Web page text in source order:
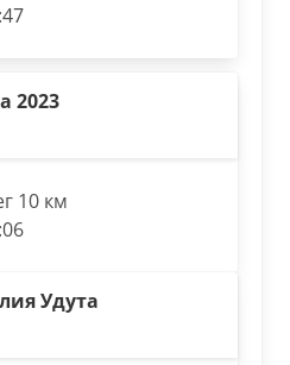
2023
10 км
Удута